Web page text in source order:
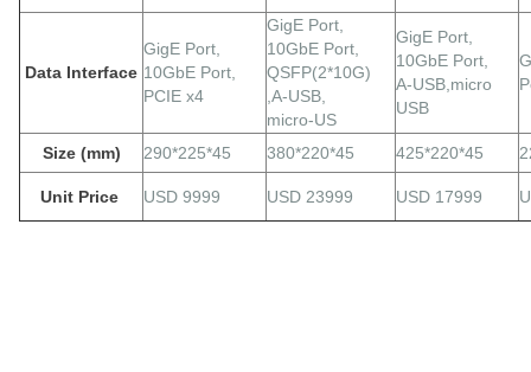
Data Interface
GigE Port,
10GbE Port,
PCIE x4
GigE Port,
10GbE Port,
QSFP(2*10G)
,A-USB,
micro-US
GigE Port,
10GbE Port,
A-USB,micro
USB
Size (mm) 290*225*45 380*220*45 425*220*45
Unit Price USD 9999 USD 23999 USD 17999